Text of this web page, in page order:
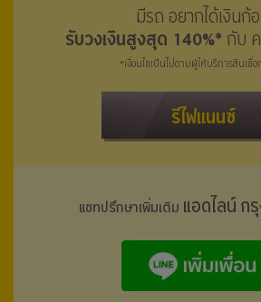
มีรถ อยากได้เงินก้
รับวงเงินสูงสุด 140%* กับ
*เงื่อนไขเป็นไปตามผู้ให้บริการสินเชื่
รีไฟแนนซ์
แชทปรึกษาเพิ่มเติม แอดไลน์ ก